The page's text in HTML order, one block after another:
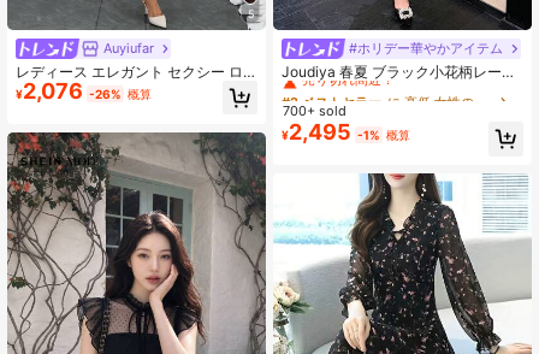
5
Auyiufar
レディース エレガント セクシー ロ
マンチック レトロ 水玉柄 ダブルレ
イヤー リボン ワンピース 通勤 デー
ティック
¥2,076 -26% 概算
#ホリデー華やかアイテム
Joudiya 春夏 ブラック小花柄レース
ドレス、バレンタインデー、結婚
式、パーティー、ファッションイベ
ントに優雅、スリムフィット、膝
丈、半袖、スリット入りサマードレ
#2 ベストセラー
に 高低 女性のドレス
売り切れ間近！
#2 ベストセラー
売り切れ間近！
#2 ベストセラー
売り切れ間近！
#2 ベストセラー
700+ sold
¥2,495 -1% 概算